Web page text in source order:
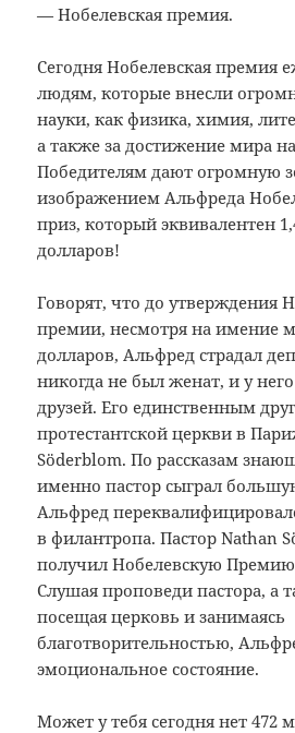
— Нобелевская премия.
Сегодня Нобелевская премия
людям, которые внесли
науки, как физика, химия,
а также за достижение мира
Победителям дают огромную
изображением Альфреда
приз, который эквивалентен
долларов!
Говорят, что до утверждения
премии, несмотря на имение
долларов, Альфред страдал
никогда не был женат, и у
друзей. Его единственным
протестантской церкви в
Söderblom. По рассказам
именно пастор сыграл
Альфред
в филантропа. Пастор Nathan
получил Нобелевскую Премию
Слушая проповеди пастора, а
посещая церковь и занимаясь
благотворительностью,
эмоциональное состояние.
Может у тебя сегодня нет 472